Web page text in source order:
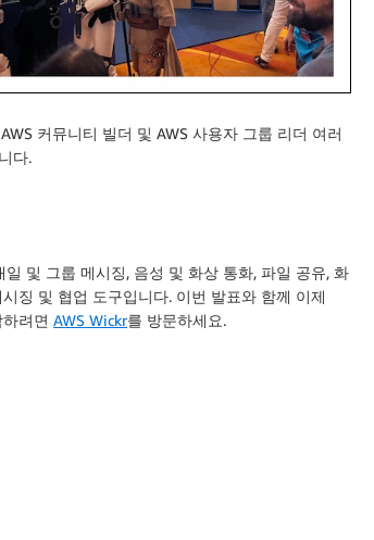
커뮤니티 빌더 및 AWS 사용자 그룹 리더 여러
다.
및 그룹 메시징, 음성 및 화상 통화, 파일 공유, 화
징 및 협업 도구입니다. 이번 발표와 함께 이제
려면 AWS Wickr를 방문하세요.